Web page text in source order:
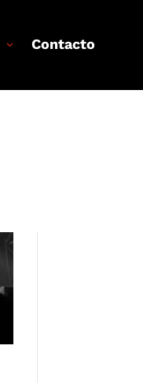
Contacto